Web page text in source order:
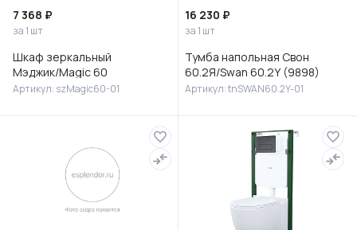
7 368 ₽
за 1 шт
Шкаф зеркальный
Мэджик/Magic 60
Артикул: szMagic60-01
16 230 ₽
за 1 шт
Тумба напольная Свон
60.2Я/Swan 60.2Y (9898)
Артикул: tnSWAN60.2Y-01